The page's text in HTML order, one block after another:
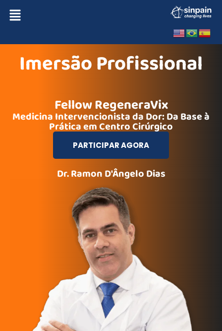
Imersão Profissional
Fellow RegeneraVix
Medicina Intervencionista da Dor: Da Base à
Prática em Centro Cirúrgico
PARTICIPAR AGORA
Dr. Ramon D'Ângelo Dias